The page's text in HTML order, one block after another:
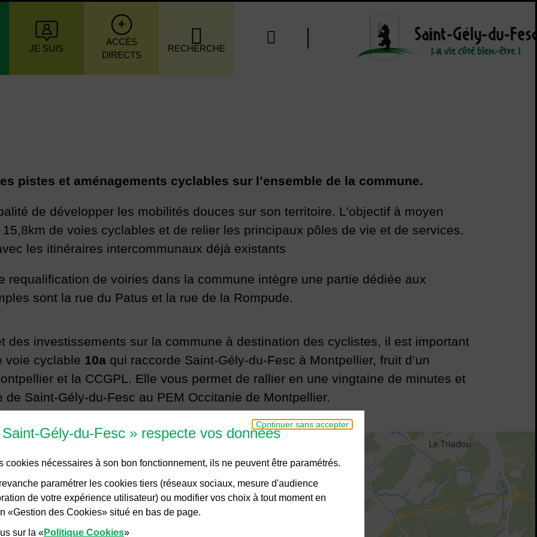
Continuer sans accepter
Gély-du-Fesc » respecte vos données
cookies nécessaires à son bon fonctionnement, ils ne peuvent être paramétrés.
paramétrer les cookies tiers (réseaux sociaux, mesure d'audience
de votre expérience utilisateur) ou modifier vos choix à tout moment en
«Gestion des Cookies» situé en bas de page.
sur la «Politique Cookies»
principale
JE SUIS
ACCÈS
DIRECTS
RECHERCHE
Outils d'aide à l'accessibilité
pistes et aménagements cyclables sur l’ensemble de la commune.
de développer les mobilités douces sur son territoire. L’objectif à moyen
de voies cyclables et de relier les principaux pôles de vie et de services.
les itinéraires intercommunaux déjà existants
requalification de voiries dans la commune intègre une partie dédiée aux
sont la rue du Patus et la rue de la Rompude.
des investissements sur la commune à destination des cyclistes, il est important
voie cyclable 10a qui raccorde Saint-Gély-du-Fesc à Montpellier, fruit d’un
et la CCGPL. Elle vous permet de rallier en une vingtaine de minutes et
Saint-Gély-du-Fesc au PEM Occitanie de Montpellier.